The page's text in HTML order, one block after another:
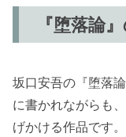
『堕落論
坂口安吾の『堕落
に書かれながらも
げかける作品です。